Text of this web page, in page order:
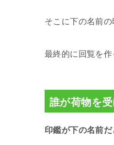
そこに下の名前
最終的に回覧を
誰が荷物を
印鑑が下の名前